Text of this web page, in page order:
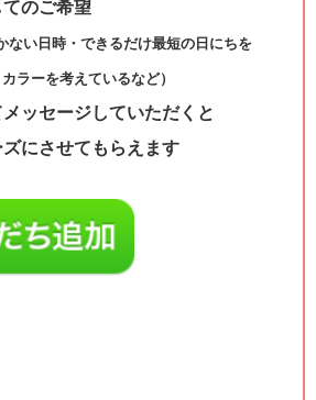
てのご希望
ない日時・できるだけ最短の日にちを
ラーを考えているなど）
ッセージしていただくと
にさせてもらえます